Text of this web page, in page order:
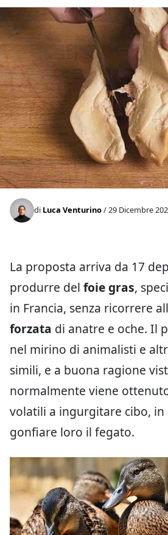
di Luca Venturino/ 29 Dicembre
La proposta arriva da 17
produrre del foie gras,
in Francia, senza ricorrere
forzata di anatre e oche. Il
nel mirino di animalisti e
simili, e a buona ragione
normalmente viene
volatili a ingurgitare cibo,
gonfiare loro il fegato.